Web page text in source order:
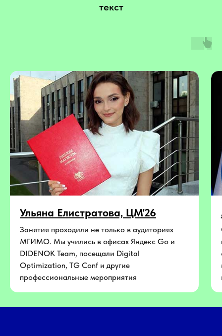
текст
Ульяна Елистратова, ЦМ'26
Занятия проходили не только в аудиториях
МГИМО. Мы учились в офисах Яндекс Go и
DIDENOK Team, посещали Digital
Optimization, TG Conf и другие
профессиональные мероприятия